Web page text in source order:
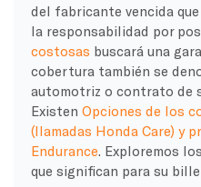
del fabricante vencida
la responsabilidad por
costosas buscará una
cobertura también se
automotriz o contrato de
Existen Opciones de los
(llamadas Honda Care) y
Endurance . Exploremos
que significan para su